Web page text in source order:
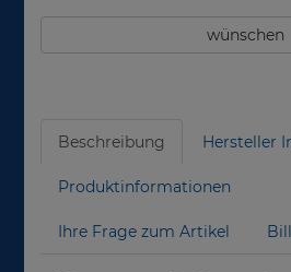
wünschen
Beschreibung Hersteller
Produktinformationen
Ihre Frage zum Artikel